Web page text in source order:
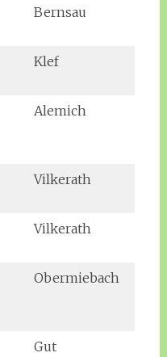
Bernsau
Klef
Alemich
Vilkerath
Vilkerath
Obermiebach
Gut